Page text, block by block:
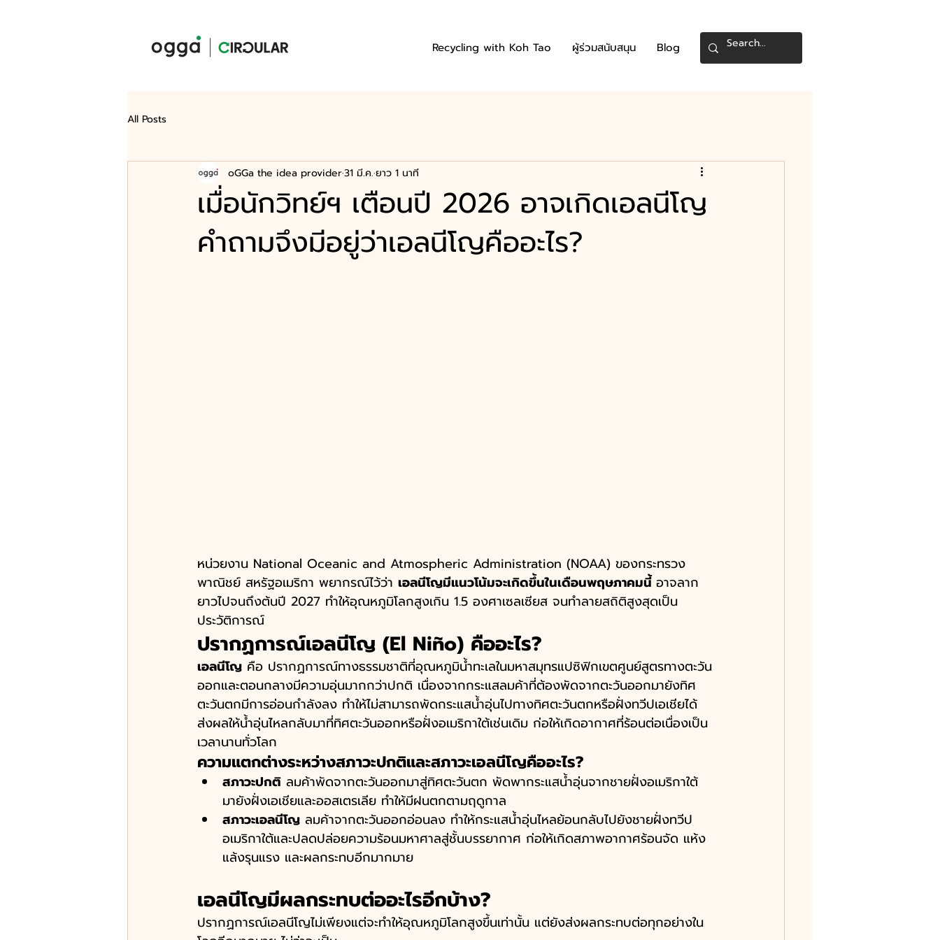
Recycling with Koh Tao ผู้ร่วมสนับสนุน Blog
All Posts
เมื่อนักวิทย์ฯ เตือนปี 2026 อาจเกิดเอลนีโญ
คำถามจึงมีอยู่ว่าเอลนีโญคืออะไร?
oGGa the idea provider31 มี.ค.ยาว 1 นาที
หน่วยงาน National Oceanic and Atmospheric Administration (NOAA) ของกระทรวง
พาณิชย์ สหรัฐอเมริกา พยากรณ์ไว้ว่า เอลนีโญมีแนวโน้มจะเกิดขึ้นในเดือนพฤษภาคมนี้ อาจลาก
ยาวไปจนถึงต้นปี 2027 ทำให้อุณหภูมิโลกสูงเกิน 1.5 องศาเซลเซียส จนทำลายสถิติสูงสุดเป็น
ประวัติการณ์
ปรากฏการณ์เอลนีโญ (El Niño) คืออะไร?
เอลนีโญ คือ ปรากฏการณ์ทางธรรมชาติที่อุณหภูมิน้ำทะเลในมหาสมุทรแปซิฟิกเขตศูนย์สูตรทางตะวัน
ออกและตอนกลางมีความอุ่นมากกว่าปกติ เนื่องจากกระแสลมค้าที่ต้องพัดจากตะวันออกมายังทิศ
ตะวันตกมีการอ่อนกำลังลง ทำให้ไม่สามารถพัดกระแสน้ำอุ่นไปทางทิศตะวันตกหรือฝั่งทวีปเอเชียได้
ส่งผลให้น้ำอุ่นไหลกลับมาที่ทิศตะวันออกหรือฝั่งอเมริกาใต้เช่นเดิม ก่อให้เกิดอากาศที่ร้อนต่อเนื่องเป็น
เวลานานทั่วโลก
ความแตกต่างระหว่างสภาวะปกติและสภาวะเอลนีโญคืออะไร?
สภาวะปกติ ลมค้าพัดจากตะวันออกมาสู่ทิศตะวันตก พัดพากระแสน้ำอุ่นจากชายฝั่งอเมริกาใต้
มายังฝั่งเอเชียและออสเตรเลีย ทำให้มีฝนตกตามฤดูกาล
สภาวะเอลนีโญ ลมค้าจากตะวันออกอ่อนลง ทำให้กระแสน้ำอุ่นไหลย้อนกลับไปยังชายฝั่งทวีป
อเมริกาใต้และปลดปล่อยความร้อนมหาศาลสู่ชั้นบรรยากาศ ก่อให้เกิดสภาพอากาศร้อนจัด แห้ง
แล้งรุนแรง และผลกระทบอีกมากมาย
เอลนีโญมีผลกระทบต่ออะไรอีกบ้าง?
ปรากฏการณ์เอลนีโญไม่เพียงแต่จะทำให้อุณหภูมิโลกสูงขึ้นเท่านั้น แต่ยังส่งผลกระทบต่อทุกอย่างใน